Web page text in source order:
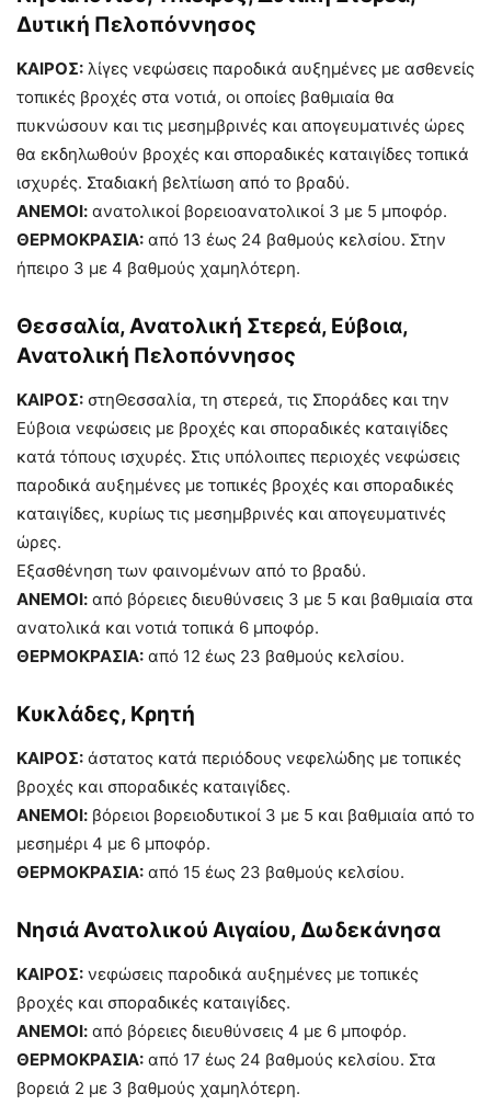
Δυτική Πελοπόννησος
ΚΑΙΡΟΣ: λίγες νεφώσεις παροδικά αυξημένες με ασθενείς
τοπικές βροχές στα νοτιά, οι οποίες βαθμιαία θα
πυκνώσουν και τις μεσημβρινές και απογευματινές ώρες
θα εκδηλωθούν βροχές και σποραδικές καταιγίδες τοπικά
ισχυρές. Σταδιακή βελτίωση από το βραδύ.
ΑΝΕΜΟΙ: ανατολικοί βορειοανατολικοί 3 με 5 μποφόρ.
ΘΕΡΜΟΚΡΑΣΙΑ: από 13 έως 24 βαθμούς κελσίου. Στην
ήπειρο 3 με 4 βαθμούς χαμηλότερη.
Θεσσαλία, Ανατολική Στερεά, Εύβοια,
Ανατολική Πελοπόννησος
ΚΑΙΡΟΣ: στηΘεσσαλία, τη στερεά, τις Σποράδες και την
Εύβοια νεφώσεις με βροχές και σποραδικές καταιγίδες
κατά τόπους ισχυρές. Στις υπόλοιπες περιοχές νεφώσεις
παροδικά αυξημένες με τοπικές βροχές και σποραδικές
καταιγίδες, κυρίως τις μεσημβρινές και απογευματινές
ώρες.
Εξασθένηση των φαινομένων από το βραδύ.
ΑΝΕΜΟΙ: από βόρειες διευθύνσεις 3 με 5 και βαθμιαία στα
ανατολικά και νοτιά τοπικά 6 μποφόρ.
ΘΕΡΜΟΚΡΑΣΙΑ: από 12 έως 23 βαθμούς κελσίου.
Κυκλάδες, Κρητή
ΚΑΙΡΟΣ: άστατος κατά περιόδους νεφελώδης με τοπικές
βροχές και σποραδικές καταιγίδες.
ΑΝΕΜΟΙ: βόρειοι βορειοδυτικοί 3 με 5 και βαθμιαία από το
μεσημέρι 4 με 6 μποφόρ.
ΘΕΡΜΟΚΡΑΣΙΑ: από 15 έως 23 βαθμούς κελσίου.
Νησιά Ανατολικού Αιγαίου, Δωδεκάνησα
ΚΑΙΡΟΣ: νεφώσεις παροδικά αυξημένες με τοπικές
βροχές και σποραδικές καταιγίδες.
ΑΝΕΜΟΙ: από βόρειες διευθύνσεις 4 με 6 μποφόρ.
ΘΕΡΜΟΚΡΑΣΙΑ: από 17 έως 24 βαθμούς κελσίου. Στα
βορειά 2 με 3 βαθμούς χαμηλότερη.